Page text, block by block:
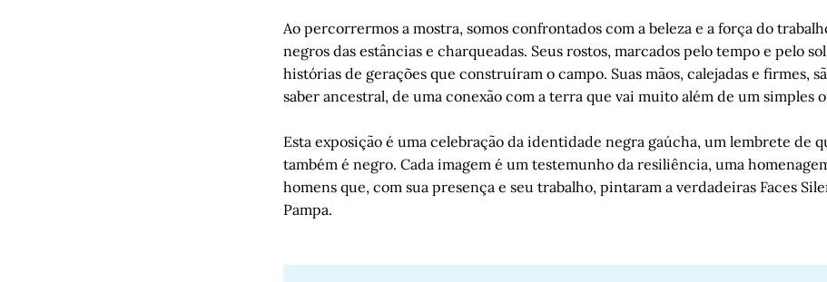
Ao percorrermos a mostra, somos confrontados com a beleza e a força do
negros das estâncias e charqueadas. Seus rostos, marcados pelo tempo e pelo
histórias de gerações que construíram o campo. Suas mãos, calejadas e firmes,
saber ancestral, de uma conexão com a terra que vai muito além de um simples
Esta exposição é uma celebração da identidade negra gaúcha, um lembrete de
também é negro. Cada imagem é um testemunho da resiliência, uma
homens que, com sua presença e seu trabalho, pintaram a verdadeiras Faces
Pampa.